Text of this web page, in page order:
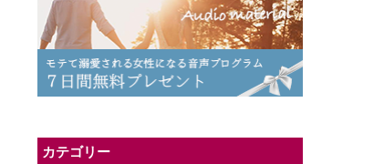
カテゴリー